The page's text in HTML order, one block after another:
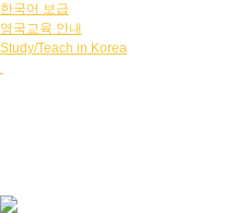
한국어 보급
영국교육 안내
Study/Teach in Korea